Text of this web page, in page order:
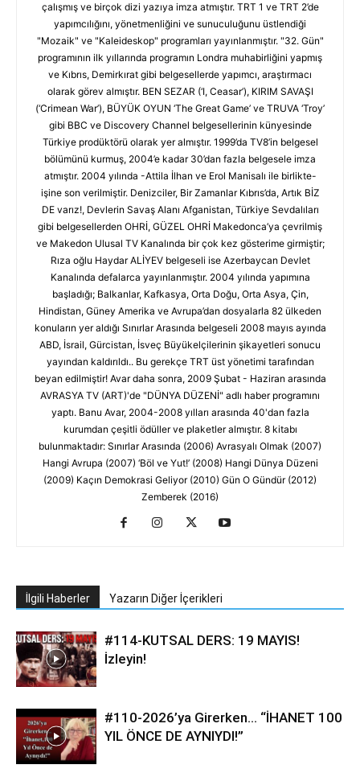
çalışmış ve birçok dizi yazıya imza atmıştır. TRT 1 ve TRT 2’de
yapımcılığını, yönetmenliğini ve sunuculuğunu üstlendiği
"Mozaik" ve "Kaleideskop" programları yayınlanmıştır. "32. Gün"
programının ilk yıllarında programın Londra muhabirliğini yapmış
ve Kıbrıs, Demirkırat gibi belgesellerde yapımcı, araştırmacı
olarak görev almıştır. BEN SEZAR (‘I, Ceasar’), KIRIM SAVAŞI
(‘Crimean War’), BÜYÜK OYUN ‘The Great Game’ ve TRUVA ‘Troy’
gibi BBC ve Discovery Channel belgesellerinin künyesinde
Türkiye prodüktörü olarak yer almıştır. 1999’da TV8’in belgesel
bölümünü kurmuş, 2004’e kadar 30’dan fazla belgesele imza
atmıştır. 2004 yılında -Attila İlhan ve Erol Manisalı ile birlikte-
işine son verilmiştir. Denizciler, Bir Zamanlar Kıbrıs’da, Artık BİZ
DE varız!, Devlerin Savaş Alanı Afganistan, Türkiye Sevdalıları
gibi belgesellerden OHRİ, GÜZEL OHRİ Makedonca’ya çevrilmiş
ve Makedon Ulusal TV Kanalında bir çok kez gösterime girmiştir;
Rıza oğlu Haydar ALİYEV belgeseli ise Azerbaycan Devlet
Kanalında defalarca yayınlanmıştır. 2004 yılında yapımına
başladığı; Balkanlar, Kafkasya, Orta Doğu, Orta Asya, Çin,
Hindistan, Güney Amerika ve Avrupa’dan dosyalarla 82 ülkeden
konuların yer aldığı Sınırlar Arasında belgeseli 2008 mayıs ayında
ABD, İsrail, Gürcistan, İsveç Büyükelçilerinin şikayetleri sonucu
yayından kaldırıldı.. Bu gerekçe TRT üst yönetimi tarafından
beyan edilmiştir! Avar daha sonra, 2009 Şubat - Haziran arasında
AVRASYA TV (ART)'de "DÜNYA DÜZENİ" adlı haber programını
yaptı. Banu Avar, 2004-2008 yılları arasında 40'dan fazla
kurumdan çeşitli ödüller ve plaketler almıştır. 8 kitabı
bulunmaktadır: Sınırlar Arasında (2006) Avrasyalı Olmak (2007)
Hangi Avrupa (2007) ‘Böl ve Yut!’ (2008) Hangi Dünya Düzeni
(2009) Kaçın Demokrasi Geliyor (2010) Gün O Gündür (2012)
Zemberek (2016)
İlgili Haberler Yazarın Diğer İçerikleri
#114-KUTSAL DERS: 19 MAYIS!
İzleyin!
#110-2026’ya Girerken… “İHANET 100
YIL ÖNCE DE AYNIYDI!”